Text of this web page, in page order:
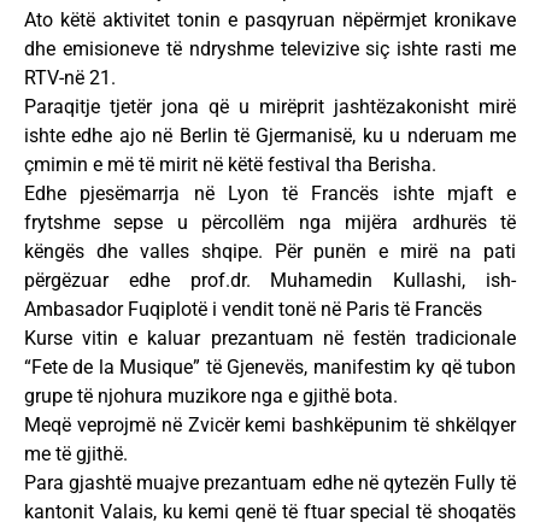
Ato këtë aktivitet tonin e pasqyruan nëpërmjet kronikave
dhe emisioneve të ndryshme televizive siç ishte rasti me
RTV-në 21.
Paraqitje tjetër jona që u mirëprit jashtëzakonisht mirë
ishte edhe ajo në Berlin të Gjermanisë, ku u nderuam me
çmimin e më të mirit në këtë festival tha Berisha.
Edhe pjesëmarrja në Lyon të Francës ishte mjaft e
frytshme sepse u përcollëm nga mijëra ardhurës të
këngës dhe valles shqipe. Për punën e mirë na pati
përgëzuar edhe prof.dr. Muhamedin Kullashi, ish-
Ambasador Fuqiplotë i vendit tonë në Paris të Francës
Kurse vitin e kaluar prezantuam në festën tradicionale
“Fete de la Musique” të Gjenevës, manifestim ky që tubon
grupe të njohura muzikore nga e gjithë bota.
Meqë veprojmë në Zvicër kemi bashkëpunim të shkëlqyer
me të gjithë.
Para gjashtë muajve prezantuam edhe në qytezën Fully të
kantonit Valais, ku kemi qenë të ftuar special të shoqatës